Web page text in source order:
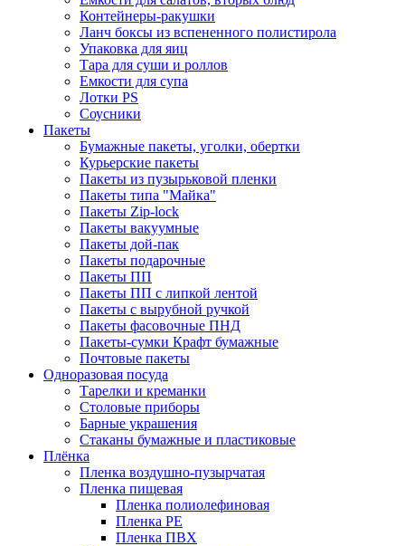
Контейнеры-ракушки
Ланч боксы из вспененного полистирола
Упаковка для яиц
Тара для суши и роллов
Емкости для супа
Лотки PS
Соусники
Пакеты
Бумажные пакеты, уголки, обертки
Курьерские пакеты
Пакеты из пузырьковой пленки
Пакеты типа "Майка"
Пакеты Zip-lock
Пакеты вакуумные
Пакеты дой-пак
Пакеты подарочные
Пакеты ПП
Пакеты ПП с липкой лентой
Пакеты с вырубной ручкой
Пакеты фасовочные ПНД
Пакеты-сумки Крафт бумажные
Почтовые пакеты
Одноразовая посуда
Тарелки и креманки
Столовые приборы
Барные украшения
Стаканы бумажные и пластиковые
Плёнка
Пленка воздушно-пузырчатая
Пленка пищевая
Пленка полиолефиновая
Пленка PE
Пленка ПВХ